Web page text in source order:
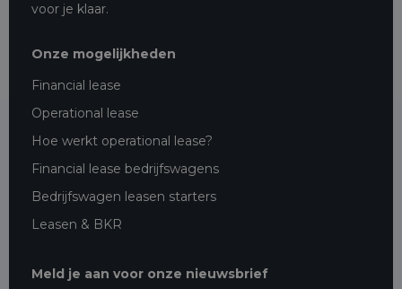
voor je klaar.
Onze mogelijkheden
Financial lease
Operational lease
Hoe werkt operational lease?
Financial lease bedrijfswagens
Bedrijfswagen leasen starters
Leasen & BKR
Meld je aan voor onze nieuwsbrief